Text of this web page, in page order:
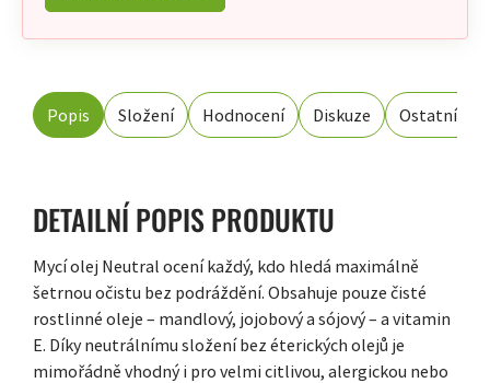
Popis Složení Hodnocení Diskuze Ostatní
DETAILNÍ POPIS PRODUKTU
Mycí olej Neutral ocení každý, kdo hledá maximálně
šetrnou očistu bez podráždění. Obsahuje pouze čisté
rostlinné oleje – mandlový, jojobový a sójový – a vitamin
E. Díky neutrálnímu složení bez éterických olejů je
mimořádně vhodný i pro velmi citlivou, alergickou nebo